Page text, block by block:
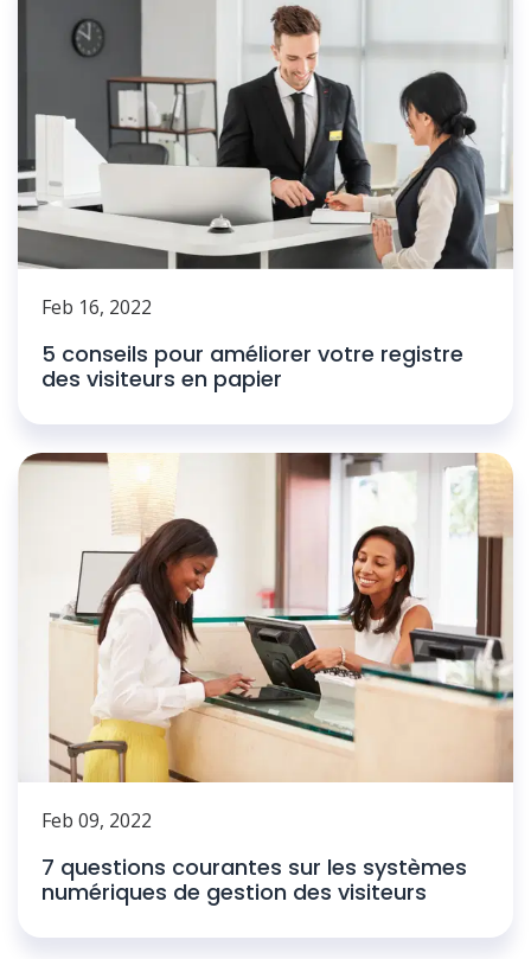
Feb 16, 2022
5 conseils pour améliorer votre registre
des visiteurs en papier
Feb 09, 2022
7 questions courantes sur les systèmes
numériques de gestion des visiteurs